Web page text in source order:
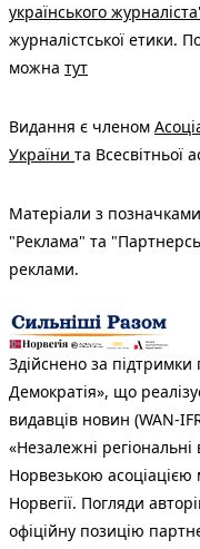
українського
журналістської етики.
можна тут
Видання є членом
України та Всесвітньої
Матеріали з
"Реклама" та
реклами.
Здійснено за
Демократія», що
видавців новин (WAN-
«Незалежні
Норвезькою асоціацією
Норвегії. Погляди
офіційну позицію